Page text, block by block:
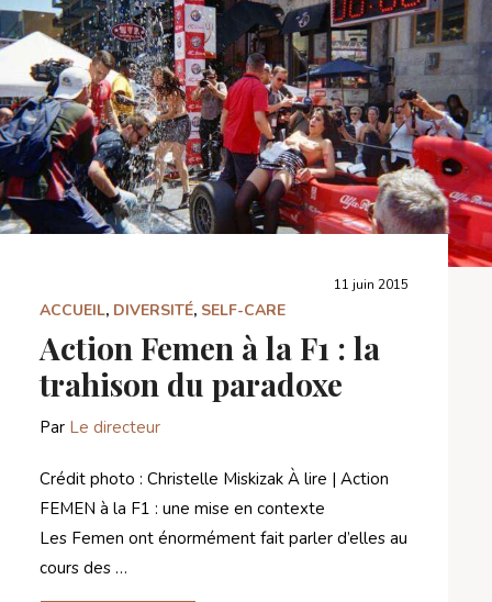
11 juin 2015
ACCUEIL, DIVERSITÉ, SELF-CARE
Action Femen à la F1 : la
trahison du paradoxe
Par Le directeur
Crédit photo : Christelle Miskizak À lire | Action
FEMEN à la F1 : une mise en contexte
Les Femen ont énormément fait parler d’elles au
cours des …